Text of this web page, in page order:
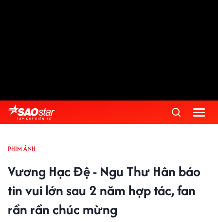
PHIM ẢNH
Vương Hạc Đệ - Ngu Thư Hân báo
tin vui lớn sau 2 năm hợp tác, fan
rần rần chúc mừng